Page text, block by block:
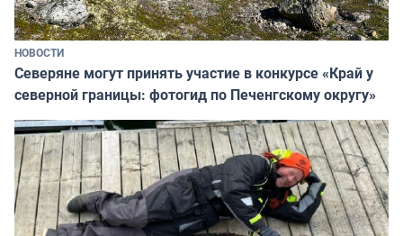
НОВОСТИ
Северяне могут принять участие в конкурсе «Край у
северной границы: фотогид по Печенгскому округу»